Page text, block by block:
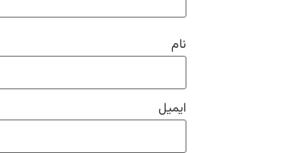
نام
ایمیل